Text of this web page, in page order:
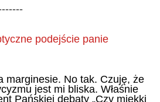
podejście panie
marginesie. No tak. Czuję, że
jest mi bliska. Właśnie
Pańskiej debaty „Czy miękki